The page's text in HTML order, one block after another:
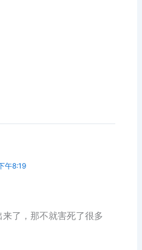
午8:19
了，那不就害死了很多